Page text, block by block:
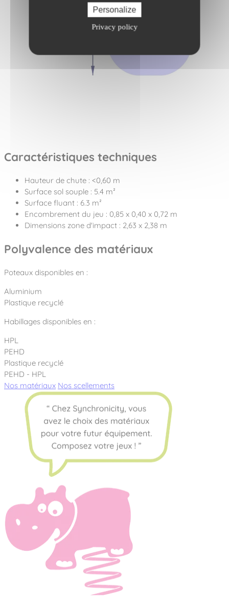
Personalize
Privacy policy
Caractéristiques techniques
Hauteur de chute : <0,60 m
Surface sol souple : 5.4 m²
Surface fluant : 6.3 m²
Encombrement du jeu : 0,85 x 0,40 x 0,72 m
Dimensions zone d'impact : 2,63 x 2,38 m
Polyvalence des matériaux
Poteaux disponibles en :
Aluminium
Plastique recyclé
Habillages disponibles en :
HPL
PEHD
Plastique recyclé
PEHD - HPL
Nos matériaux Nos scellements